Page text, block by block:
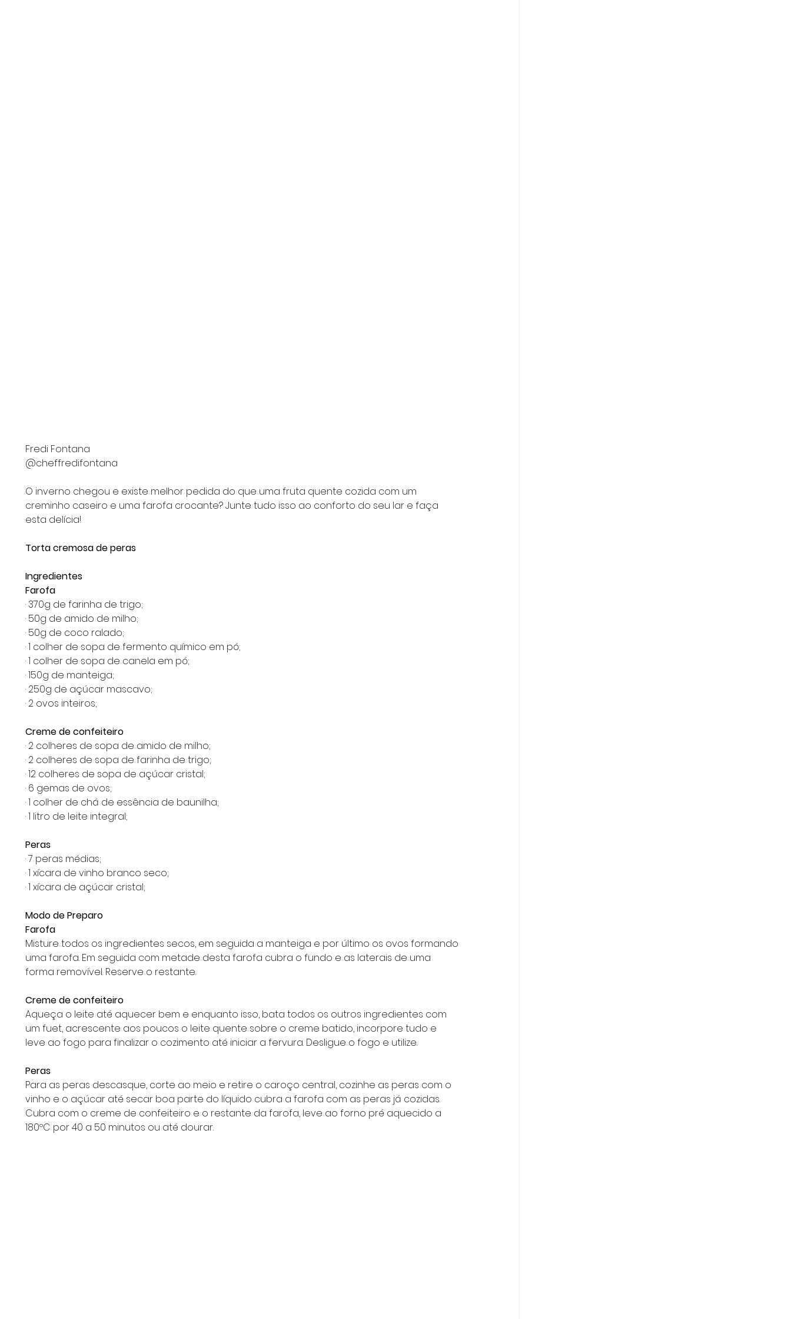
Fredi Fontana
@cheffredifontana
O inverno chegou e existe melhor pedida do que uma fruta quente cozida com um
creminho caseiro e uma farofa crocante? Junte tudo isso ao conforto do seu lar e faça
esta delícia!
Torta cremosa de peras
Ingredientes
Farofa
· 370g de farinha de trigo;
· 50g de amido de milho;
· 50g de coco ralado;
· 1 colher de sopa de fermento químico em pó;
· 1 colher de sopa de canela em pó;
· 150g de manteiga;
· 250g de açúcar mascavo;
· 2 ovos inteiros;
Creme de confeiteiro
· 2 colheres de sopa de amido de milho;
· 2 colheres de sopa de farinha de trigo;
· 12 colheres de sopa de açúcar cristal;
· 6 gemas de ovos;
· 1 colher de chá de essência de baunilha;
· 1 litro de leite integral;
Peras
· 7 peras médias;
· 1 xícara de vinho branco seco;
· 1 xícara de açúcar cristal;
Modo de Preparo
Farofa
Misture todos os ingredientes secos, em seguida a manteiga e por último os ovos formando
uma farofa. Em seguida com metade desta farofa cubra o fundo e as laterais de uma
forma removível. Reserve o restante.
Creme de confeiteiro
Aqueça o leite até aquecer bem e enquanto isso, bata todos os outros ingredientes com
um fuet, acrescente aos poucos o leite quente sobre o creme batido, incorpore tudo e
leve ao fogo para finalizar o cozimento até iniciar a fervura. Desligue o fogo e utilize.
Peras
Para as peras descasque, corte ao meio e retire o caroço central, cozinhe as peras com o
vinho e o açúcar até secar boa parte do líquido cubra a farofa com as peras já cozidas.
Cubra com o creme de confeiteiro e o restante da farofa, leve ao forno pré aquecido a
180ºC por 40 a 50 minutos ou até dourar.